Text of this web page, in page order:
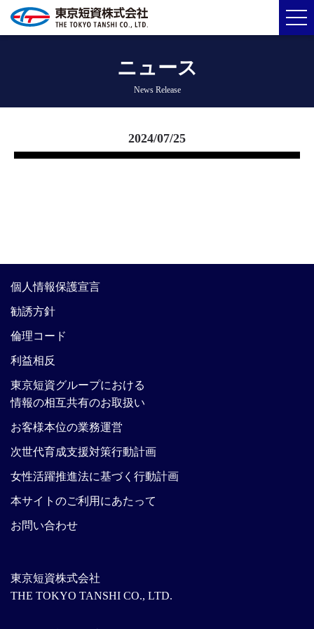
ニュース
News Release
2024/07/25
東京短資株式会社
THE TOKYO TANSHI CO., LTD.
個人情報保護宣言
勧誘方針
倫理コード
利益相反
東京短資グループにおける
情報の相互共有のお取扱い
お客様本位の業務運営
次世代育成支援対策行動計画
女性活躍推進法に基づく行動計画
本サイトのご利用にあたって
お問い合わせ